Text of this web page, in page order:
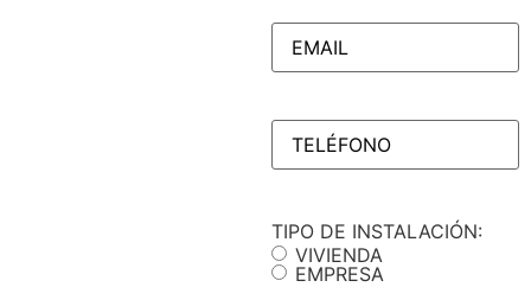
EMAIL(Obligatorio)
TELÉFONO(Obligatorio)
TIPO DE INSTALACIÓN:
VIVIENDA
EMPRESA